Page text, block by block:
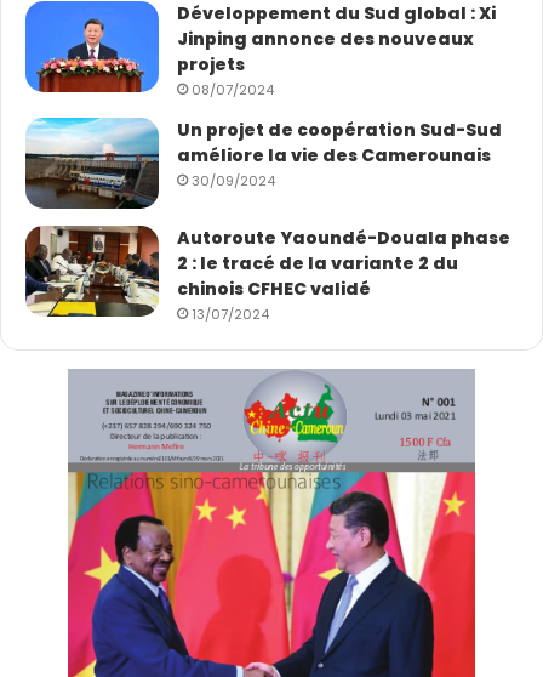
Développement du Sud global : Xi
Jinping annonce des nouveaux
projets
08/07/2024
Un projet de coopération Sud-Sud
améliore la vie des Camerounais
30/09/2024
Autoroute Yaoundé-Douala phase
2 : le tracé de la variante 2 du
chinois CFHEC validé
13/07/2024